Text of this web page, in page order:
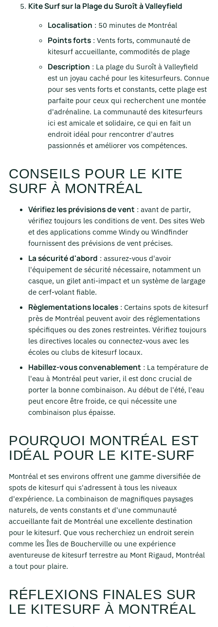
Kite Surf sur la Plage du Suroît à Valleyfield
Localisation : 50 minutes de Montréal
Points forts : Vents forts, communauté de
kitesurf accueillante, commodités de plage
Description : La plage du Suroît à Valleyfield
est un joyau caché pour les kitesurfeurs. Connue
pour ses vents forts et constants, cette plage est
parfaite pour ceux qui recherchent une montée
d'adrénaline. La communauté des kitesurfeurs
ici est amicale et solidaire, ce qui en fait un
endroit idéal pour rencontrer d'autres
passionnés et améliorer vos compétences.
CONSEILS POUR LE KITE
SURF À MONTRÉAL
Vérifiez les prévisions de vent : avant de partir,
vérifiez toujours les conditions de vent. Des sites Web
et des applications comme Windy ou Windfinder
fournissent des prévisions de vent précises.
La sécurité d'abord : assurez-vous d'avoir
l'équipement de sécurité nécessaire, notamment un
casque, un gilet anti-impact et un système de largage
de cerf-volant fiable.
Règlementations locales : Certains spots de kitesurf
près de Montréal peuvent avoir des réglementations
spécifiques ou des zones restreintes. Vérifiez toujours
les directives locales ou connectez-vous avec les
écoles ou clubs de kitesurf locaux.
Habillez-vous convenablement : La température de
l'eau à Montréal peut varier, il est donc crucial de
porter la bonne combinaison. Au début de l'été, l'eau
peut encore être froide, ce qui nécessite une
combinaison plus épaisse.
POURQUOI MONTRÉAL EST
IDÉAL POUR LE KITE-SURF
Montréal et ses environs offrent une gamme diversifiée de
spots de kitesurf qui s'adressent à tous les niveaux
d'expérience. La combinaison de magnifiques paysages
naturels, de vents constants et d'une communauté
accueillante fait de Montréal une excellente destination
pour le kitesurf. Que vous recherchiez un endroit serein
comme les Îles de Boucherville ou une expérience
aventureuse de kitesurf terrestre au Mont Rigaud, Montréal
a tout pour plaire.
RÉFLEXIONS FINALES SUR
LE KITESURF À MONTRÉAL